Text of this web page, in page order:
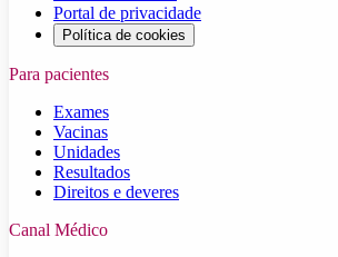
Portal de privacidade
Política de cookies
Para pacientes
Exames
Vacinas
Unidades
Resultados
Direitos e deveres
Canal Médico